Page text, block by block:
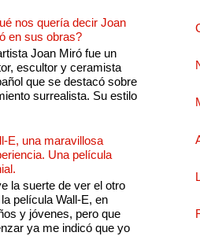
nos quería decir Joan
en sus obras?
Joan Miró fue un
escultor y ceramista
que se destacó sobre
surrealista. Su estilo
E, una maravillosa
Una película
la suerte de ver el otro
película Wall-E, en
y jóvenes, pero que
ya me indicó que yo